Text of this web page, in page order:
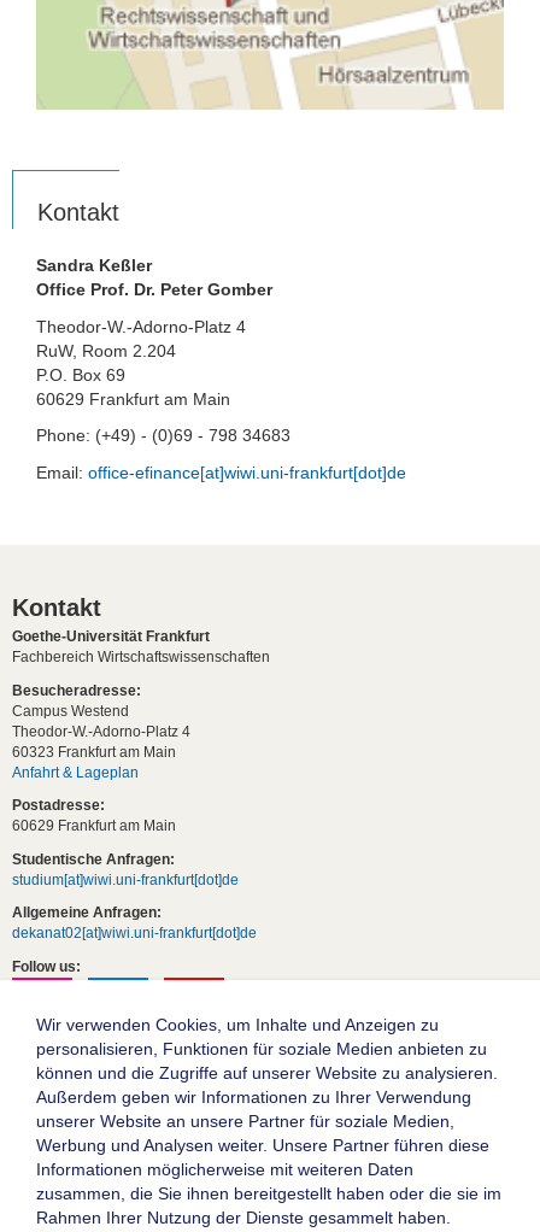
Kontakt
Sandra Keßler
Office Prof. Dr. Peter Gomber
Theodor-W.-Adorno-Platz 4
RuW, Room 2.204
P.O. Box 69
60629 Frankfurt am Main
Phone: (+49) - (0)69 - 798 34683
Email: office-efinance[at]wiwi.uni-frankfurt[dot]de
Kontakt
Goethe-Universität Frankfurt
Fachbereich Wirtschaftswissenschaften
Besucheradresse:
Campus Westend
Theodor-W.-Adorno-Platz 4
60323 Frankfurt am Main
Anfahrt & Lageplan
Postadresse:
60629 Frankfurt am Main
Studentische Anfragen:
studium[at]wiwi.uni-frankfurt[dot]de
Allgemeine Anfragen:
dekanat02[at]wiwi.uni-frankfurt[dot]de
Follow us:
Die Goethe-Universität Frankfurt am Main
Wir verwenden Cookies, um Inhalte und Anzeigen zu
personalisieren, Funktionen für soziale Medien anbieten zu
können und die Zugriffe auf unserer Website zu analysieren.
Außerdem geben wir Informationen zu Ihrer Verwendung
unserer Website an unsere Partner für soziale Medien,
Werbung und Analysen weiter. Unsere Partner führen diese
Informationen möglicherweise mit weiteren Daten
zusammen, die Sie ihnen bereitgestellt haben oder die sie im
Rahmen Ihrer Nutzung der Dienste gesammelt haben.